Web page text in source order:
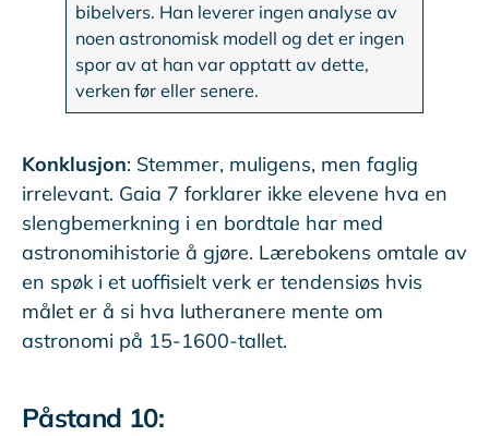
bibelvers. Han leverer ingen analyse av
noen astronomisk modell og det er ingen
spor av at han var opptatt av dette,
verken før eller senere.
Konklusjon: Stemmer, muligens, men faglig
irrelevant. Gaia 7 forklarer ikke elevene hva en
slengbemerkning i en bordtale har med
astronomihistorie å gjøre. Lærebokens omtale av
en spøk i et uoffisielt verk er tendensiøs hvis
målet er å si hva lutheranere mente om
astronomi på 15-1600-tallet.
Påstand 10: